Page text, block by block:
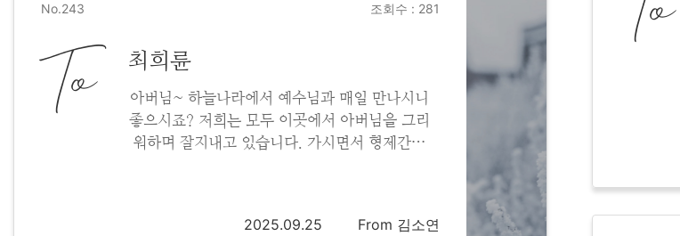
No.243 조회수 : 281
To 최희륜
아버님~ 하늘나라에서 예수님과 매일 만나시니
좋으시죠? 저희는 모두 이곳에서 아버님을 그리
워하며 잘지내고 있습니다. 가시면서 형제간에
2025.09.25 From 김소연